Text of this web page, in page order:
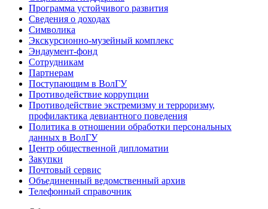
Программа устойчивого развития
Сведения о доходах
Символика
Экскурсионно-музейный комплекс
Эндаумент-фонд
Сотрудникам
Партнерам
Поступающим в ВолГУ
Противодействие коррупции
Противодействие экстремизму и терроризму,
профилактика девиантного поведения
Политика в отношении обработки персональных
данных в ВолГУ
Центр общественной дипломатии
Закупки
Почтовый сервис
Объединенный ведомственный архив
Телефонный справочник